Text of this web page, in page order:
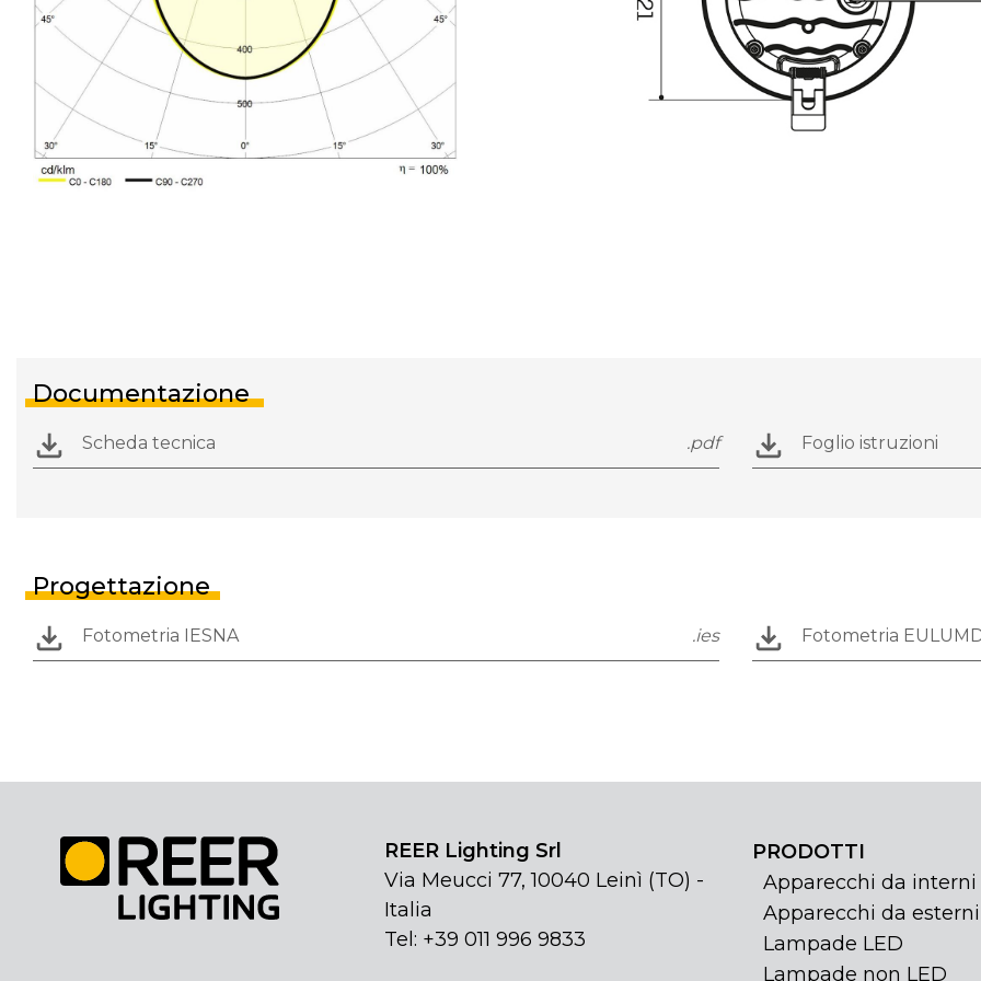
Documentazione
Scheda tecnica .pdf Foglio istruzioni
Progettazione
Fotometria IESNA .ies Fotometria
REER Lighting Srl
Via Meucci 77, 10040 Leinì (TO) -
Italia
Tel: +39 011 996 9833
PRODOTTI
Apparecchi da interni
Apparecchi da esterni
Lampade LED
Lampade non LED